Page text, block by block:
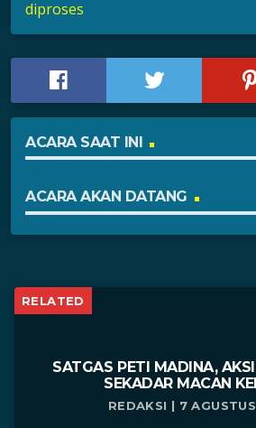
diproses
ACARA SAAT INI
ACARA AKAN DATANG
RELATED
SATGAS PETI MADINA,
SEKADAR MACAN
REDAKSI | 7